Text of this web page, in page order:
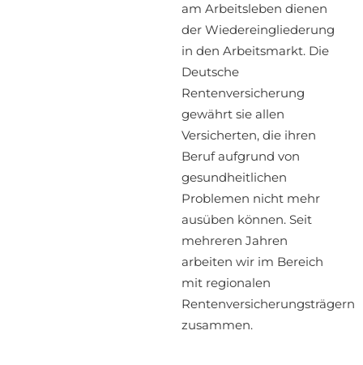
am Arbeitsleben dienen
der Wiedereingliederung
in den Arbeitsmarkt. Die
Deutsche
Rentenversicherung
gewährt sie allen
Versicherten, die ihren
Beruf aufgrund von
gesundheitlichen
Problemen nicht mehr
ausüben können. Seit
mehreren Jahren
arbeiten wir im Bereich
mit regionalen
Rentenversicherungsträgern
zusammen.